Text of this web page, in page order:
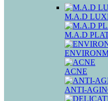
M.A.D
M.A.D
ACNE
ANTI-